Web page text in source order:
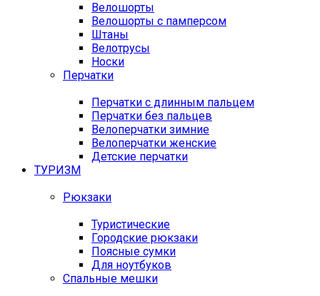
Велошорты
Велошорты с памперсом
Штаны
Велотрусы
Носки
Перчатки
Перчатки с длинным пальцем
Перчатки без пальцев
Велоперчатки зимние
Велоперчатки женские
Детские перчатки
ТУРИЗМ
Рюкзаки
Туристические
Городские рюкзаки
Поясные сумки
Для ноутбуков
Спальные мешки